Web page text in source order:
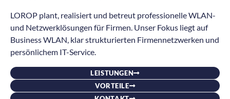
LOROP plant, realisiert und betreut professionelle WLAN-
und Netzwerklösungen für Firmen. Unser Fokus liegt auf
Business WLAN, klar strukturierten Firmennetzwerken und
persönlichem IT-Service.
LEISTUNGEN
VORTEILE